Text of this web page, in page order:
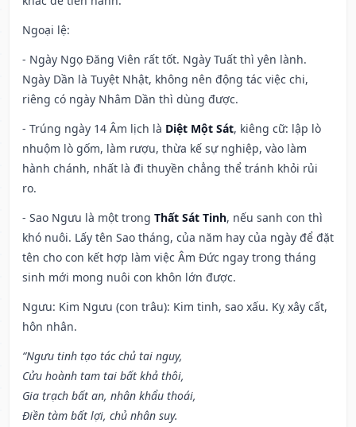
Ngoại lệ:
- Ngày Ngọ Đăng Viên rất tốt. Ngày Tuất thì yên lành.
Ngày Dần là Tuyệt Nhật, không nên động tác việc chi,
riêng có ngày Nhâm Dần thì dùng được.
- Trúng ngày 14 Âm lịch là Diệt Một Sát, kiêng cữ: lập lò
nhuộm lò gốm, làm rượu, thừa kế sự nghiệp, vào làm
hành chánh, nhất là đi thuyền chẳng thể tránh khỏi rủi
ro.
- Sao Ngưu là một trong Thất Sát Tinh, nếu sanh con thì
khó nuôi. Lấy tên Sao tháng, của năm hay của ngày để đặt
tên cho con kết hợp làm việc Âm Đức ngay trong tháng
sinh mới mong nuôi con khôn lớn được.
Ngưu: Kim Ngưu (con trâu): Kim tinh, sao xấu. Kỵ xây cất,
hôn nhân.
“Ngưu tinh tạo tác chủ tai nguy,
Cửu hoành tam tai bất khả thôi,
Gia trạch bất an, nhân khẩu thoái,
Điền tàm bất lợi, chủ nhân suy.